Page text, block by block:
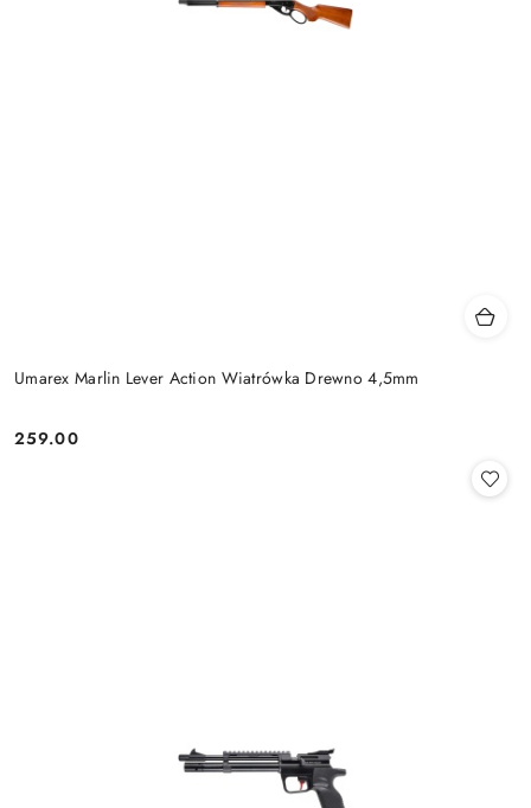
Umarex Marlin Lever Action Wiatrówka Drewno 4,5mm
Cena:
259.00